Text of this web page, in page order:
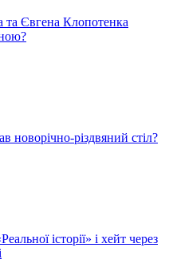
та Євгена Клопотенка
новорічно-різдвяний стіл?
історії» і хейт через